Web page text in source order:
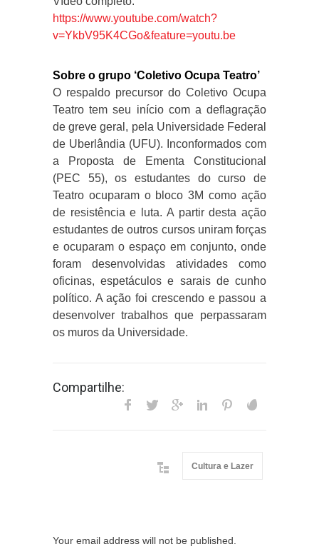
https://www.youtube.com/watch?
v=YkbV95K4CGo&feature=youtu.be
Sobre o grupo ‘Coletivo Ocupa Teatro’
O respaldo precursor do Coletivo Ocupa
Teatro tem seu início com a deflagração
de greve geral, pela Universidade Federal
de Uberlândia (UFU). Inconformados com
a Proposta de Ementa Constitucional
(PEC 55), os estudantes do curso de
Teatro ocuparam o bloco 3M como ação
de resistência e luta. A partir desta ação
estudantes de outros cursos uniram forças
e ocuparam o espaço em conjunto, onde
foram desenvolvidas atividades como
oficinas, espetáculos e sarais de cunho
político. A ação foi crescendo e passou a
desenvolver trabalhos que perpassaram
os muros da Universidade.
Compartilhe:
Cultura e Lazer
Your email address will not be published.